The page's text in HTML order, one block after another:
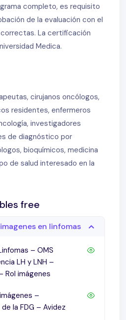
FDG
histología
ARBOR (m)
BMO en LH?
de FDG es importante
evaluar MO
al tratamiento
al tratamiento
metabólica
en TC
TC
completo, es requisito
de la evaluación con el
La certificación
Medica.
cirujanos oncólogos,
residentes, enfermeros
investigadores
de diagnóstico por
bioquímicos, medicina
de salud interesado en la
free
en linfomas
– OMS
LH y LNH –
Rol imágenes
–
la FDG – Avidez